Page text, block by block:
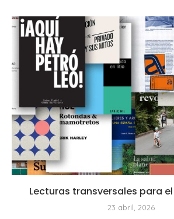
Lecturas transversales para
23 abril, 2026